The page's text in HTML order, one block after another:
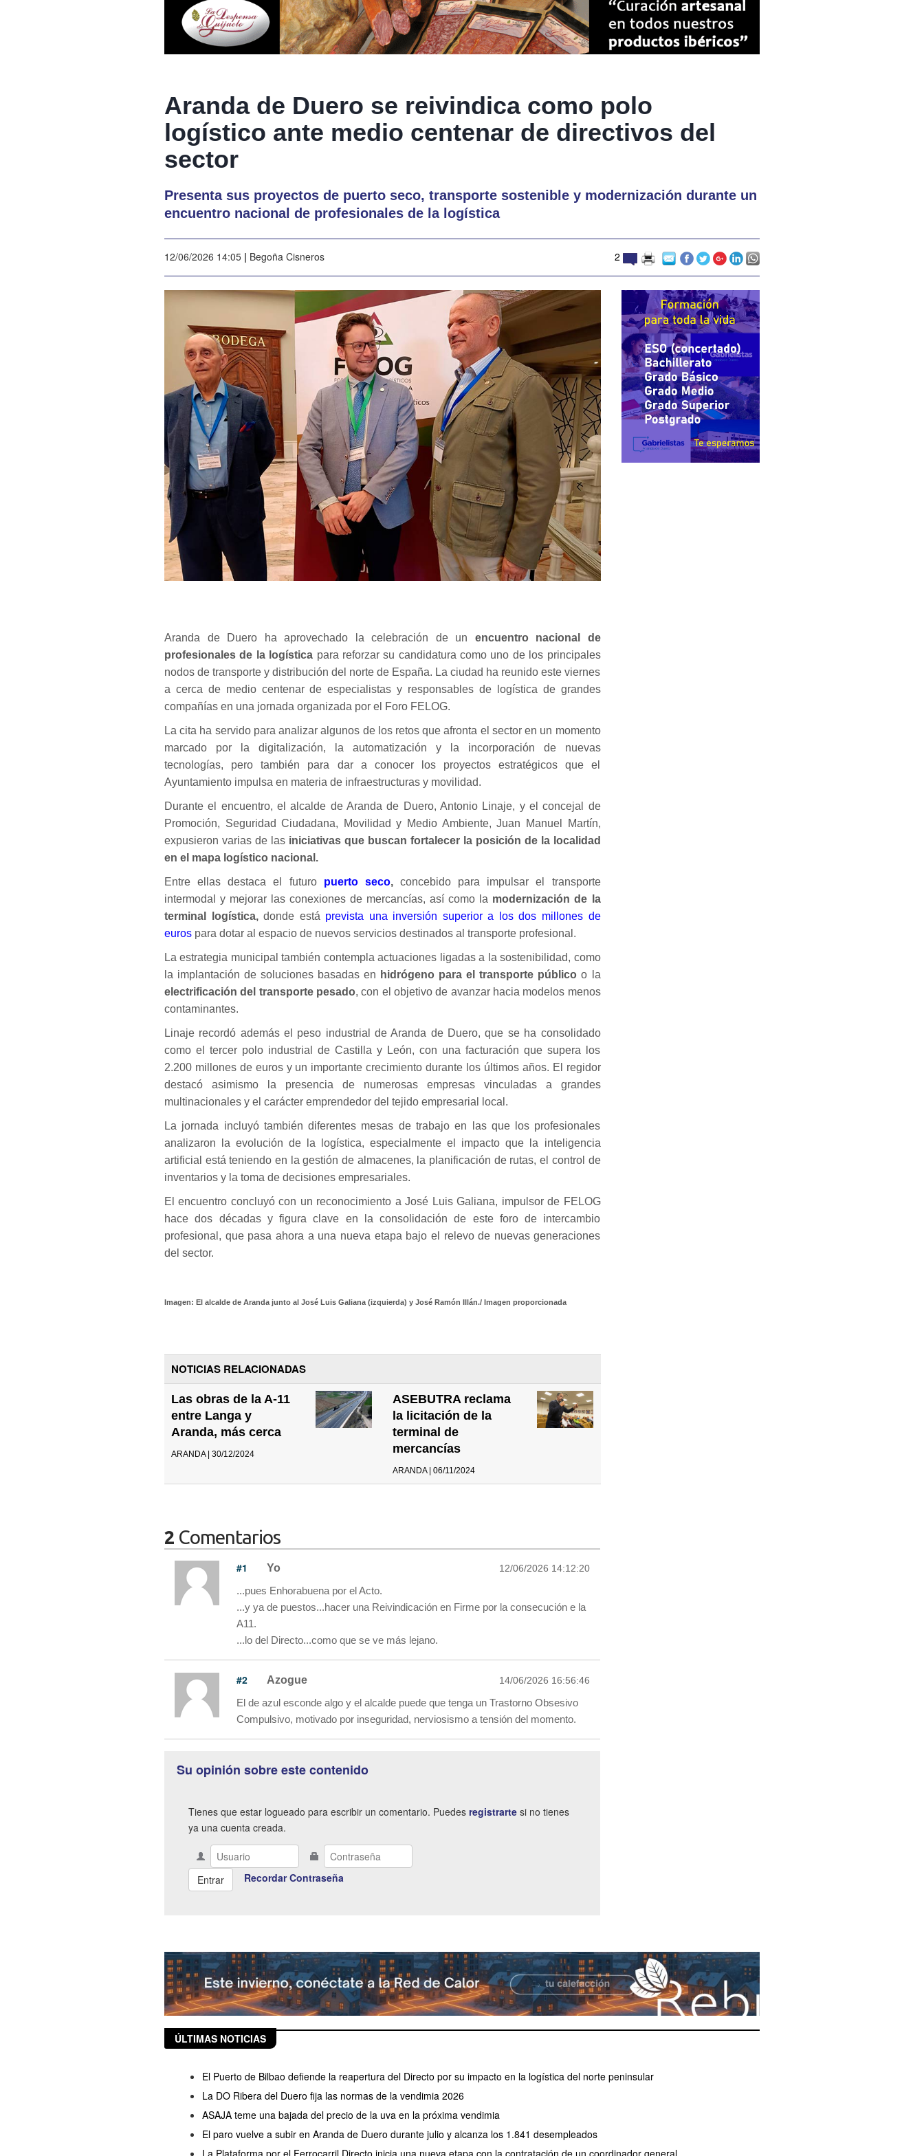
Aranda de Duero se reivindica como polo
logístico ante medio centenar de directivos del
sector
Presenta sus proyectos de puerto seco, transporte sostenible y modernización durante un
encuentro nacional de profesionales de la logística
12/06/2026 14:05 | Begoña Cisneros 2
Aranda de Duero ha aprovechado la celebración de un encuentro nacional de
profesionales de la logística para reforzar su candidatura como uno de los principales
nodos de transporte y distribución del norte de España. La ciudad ha reunido este viernes
a cerca de medio centenar de especialistas y responsables de logística de grandes
compañías en una jornada organizada por el Foro FELOG.
La cita ha servido para analizar algunos de los retos que afronta el sector en un momento
marcado por la digitalización, la automatización y la incorporación de nuevas
tecnologías, pero también para dar a conocer los proyectos estratégicos que el
Ayuntamiento impulsa en materia de infraestructuras y movilidad.
Durante el encuentro, el alcalde de Aranda de Duero, Antonio Linaje, y el concejal de
Promoción, Seguridad Ciudadana, Movilidad y Medio Ambiente, Juan Manuel Martín,
expusieron varias de las iniciativas que buscan fortalecer la posición de la localidad
en el mapa logístico nacional.
Entre ellas destaca el futuro puerto seco,concebido para impulsar el transporte
intermodal y mejorar las conexiones de mercancías, así como la modernización de la
terminal logística,donde está prevista una inversión superior a los dos millones de
euros para dotar al espacio de nuevos servicios destinados al transporte profesional.
La estrategia municipal también contempla actuaciones ligadas a la sostenibilidad, como
la implantación de soluciones basadas en hidrógeno para el transporte público o la
electrificación del transporte pesado, con el objetivo de avanzar hacia modelos menos
contaminantes.
Linaje recordó además el peso industrial de Aranda de Duero, que se ha consolidado
como el tercer polo industrial de Castilla y León, con una facturación que supera los
2.200 millones de euros y un importante crecimiento durante los últimos años. El regidor
destacó asimismo la presencia de numerosas empresas vinculadas a grandes
multinacionales y el carácter emprendedor del tejido empresarial local.
La jornada incluyó también diferentes mesas de trabajo en las que los profesionales
analizaron la evolución de la logística, especialmente el impacto que la inteligencia
artificial está teniendo en la gestión de almacenes, la planificación de rutas, el control de
inventarios y la toma de decisiones empresariales.
El encuentro concluyó con un reconocimiento a José Luis Galiana, impulsor de FELOG
hace dos décadas y figura clave en la consolidación de este foro de intercambio
profesional, que pasa ahora a una nueva etapa bajo el relevo de nuevas generaciones
del sector.
Imagen: El alcalde de Aranda junto al José Luis Galiana (izquierda) y José Ramón Illán./ Imagen proporcionada
NOTICIAS RELACIONADAS
Las obras de la A-11
entre Langa y
Aranda, más cerca
ARANDA | 30/12/2024
ASEBUTRA reclama
la licitación de la
terminal de
mercancías
ARANDA | 06/11/2024
2 Comentarios
#1 Yo 12/06/2026 14:12:20
...pues Enhorabuena por el Acto.
...y ya de puestos...hacer una Reivindicación en Firme por la consecución e la
A11.
...lo del Directo...como que se ve más lejano.
#2 Azogue 14/06/2026 16:56:46
El de azul esconde algo y el alcalde puede que tenga un Trastorno Obsesivo
Compulsivo, motivado por inseguridad, nerviosismo a tensión del momento.
Su opinión sobre este contenido
Tienes que estar logueado para escribir un comentario. Puedes registrarte si no tienes
ya una cuenta creada.
Recordar Contraseña
ÚLTIMAS NOTICIAS
El Puerto de Bilbao defiende la reapertura del Directo por su impacto en la logística del norte peninsular
La DO Ribera del Duero fija las normas de la vendimia 2026
ASAJA teme una bajada del precio de la uva en la próxima vendimia
El paro vuelve a subir en Aranda de Duero durante julio y alcanza los 1.841 desempleados